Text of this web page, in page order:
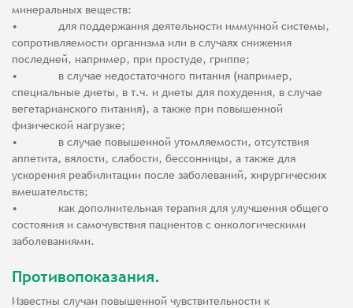
минеральных веществ:
• для поддержания деятельности иммунной системы,
сопротивляемости организма или в случаях снижения
последней, например, при простуде, гриппе;
• в случае недостаточного питания (например,
специальные диеты, в т.ч. и диеты для похудения, в случае
вегетарианского питания), а также при повышенной
физической нагрузке;
• в случае повышенной утомляемости, отсутствия
аппетита, вялости, слабости, бессонницы, а также для
ускорения реабилитации после заболеваний, хирургических
вмешательств;
• как дополнительная терапия для улучшения общего
состояния и самочувствия пациентов с онкологическими
заболеваниями.
Противопоказания.
Известны случаи повышенной чувствительности к